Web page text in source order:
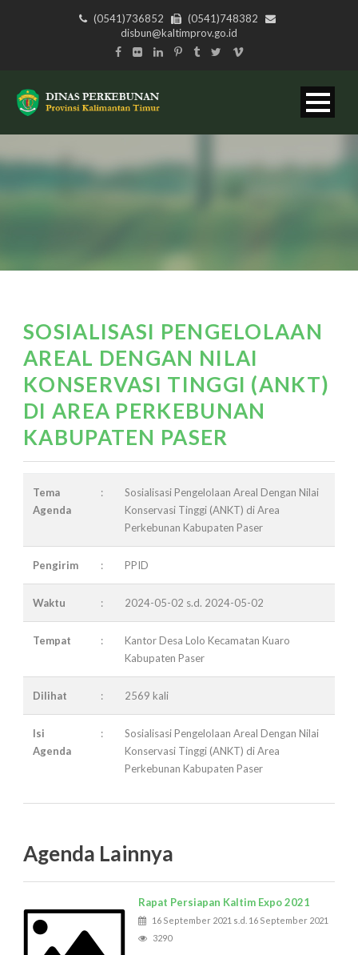
(0541)736852
(0541)748382
disbun@kaltimprov.go.id
SOSIALISASI PENGELOLAAN
AREAL DENGAN NILAI
KONSERVASI TINGGI (ANKT)
DI AREA PERKEBUNAN
KABUPATEN PASER
Tema
Agenda
:
Sosialisasi Pengelolaan Areal Dengan Nilai
Konservasi Tinggi (ANKT) di Area
Perkebunan Kabupaten Paser
Pengirim : PPID
Waktu : 2024-05-02 s.d. 2024-05-02
Tempat :
Kantor Desa Lolo Kecamatan Kuaro
Kabupaten Paser
Dilihat : 2569 kali
Isi
Agenda
:
Sosialisasi Pengelolaan Areal Dengan Nilai
Konservasi Tinggi (ANKT) di Area
Perkebunan Kabupaten Paser
Agenda Lainnya
Rapat Persiapan Kaltim Expo 2021
16 September 2021 s.d. 16 September 2021
3290